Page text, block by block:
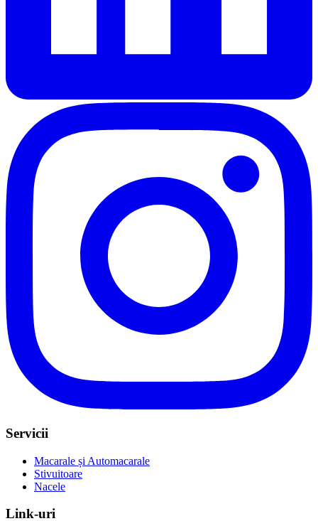
Servicii
Macarale și Automacarale
Stivuitoare
Nacele
Link-uri